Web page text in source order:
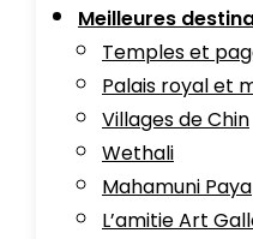
Meilleures
Temples et
Palais royal et
Villages de Chin
Wethali
Mahamuni Paya
L’amitie Art